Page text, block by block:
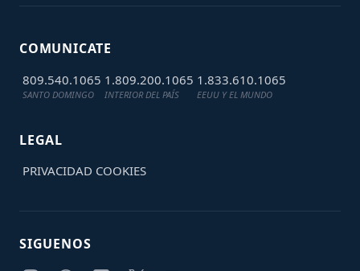
COMUNICATE
809.540.1065
SANTO DOMINGO
1.809.200.1065
INTERIOR DEL PAÍS
1.833.610.1065
EEUU Y EL MUNDO
LEGAL
PRIVACIDAD COOKIES
SIGUENOS